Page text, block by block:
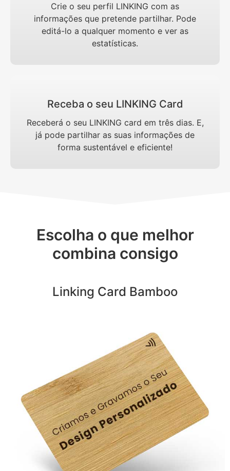
Crie o seu perfil LINKING com as
informações que pretende partilhar. Pode
editá-lo a qualquer momento e ver as
estatísticas.
Receba o seu LINKING Card
Receberá o seu LINKING card em três dias. E,
já pode partilhar as suas informações de
forma sustentável e eficiente!
Escolha o que melhor
combina consigo
Linking Card Bamboo